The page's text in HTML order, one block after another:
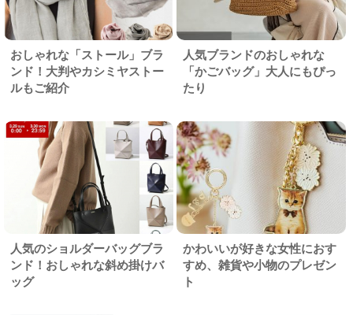
おしゃれな「ストール」ブラ
ンド！大判やカシミヤストー
ルもご紹介
人気ブランドのおしゃれな
「かごバッグ」大人にもぴっ
たり
人気のショルダーバッグブラ
ンド！おしゃれな斜め掛けバ
ッグ
かわいいが好きな女性におす
すめ、雑貨や小物のプレゼン
ト